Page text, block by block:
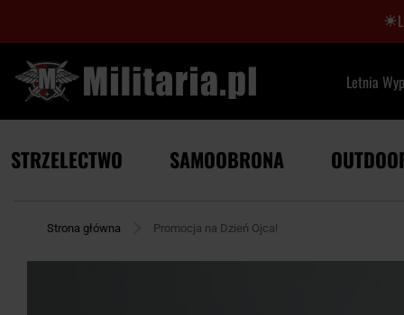
Letnia
STRZELECTWO SAMOOBRONA
Strona główna Promocja na Dzień Ojca!